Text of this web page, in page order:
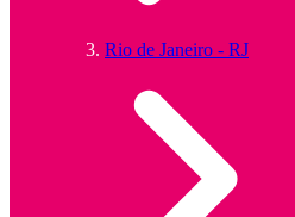
Rio de Janeiro - RJ